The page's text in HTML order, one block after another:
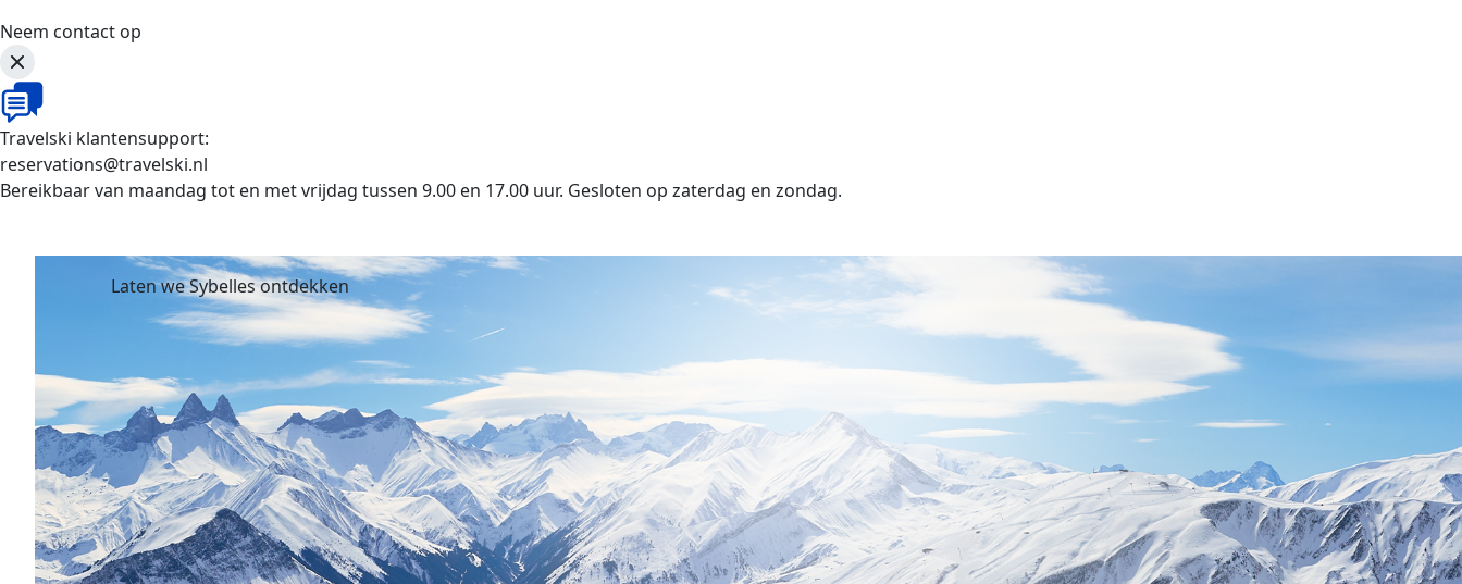
Neem contact op
Travelski klantensupport:
reservations@travelski.nl
Bereikbaar van maandag tot en met vrijdag tussen 9.00 en 17.00 uur. Gesloten op zaterdag en zondag.
Laten we Sybelles ontdekken